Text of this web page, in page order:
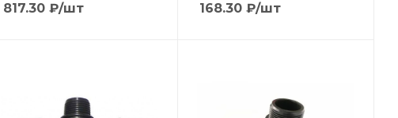
817.30₽/шт 168.30₽/шт